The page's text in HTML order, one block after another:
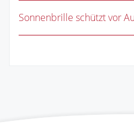
Sonnenbrille schützt vor